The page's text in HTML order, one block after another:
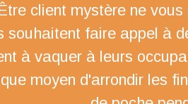
client mystère ne
souhaitent faire appel à
à vaquer à leurs
moyen d'arrondir les